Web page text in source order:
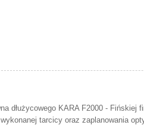
dłużycowego KARA F2000 - Fińskiej
tarcicy oraz zaplanowania